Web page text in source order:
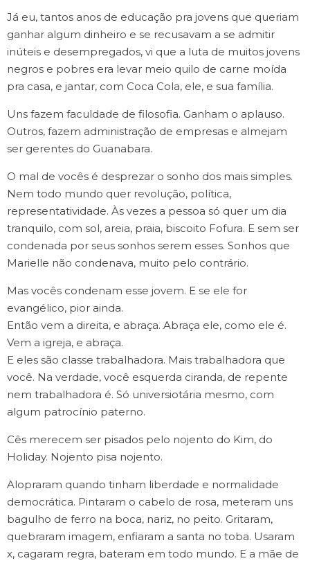
Já eu, tantos anos de educação pra jovens que queriam
ganhar algum dinheiro e se recusavam a se admitir
inúteis e desempregados, vi que a luta de muitos jovens
negros e pobres era levar meio quilo de carne moída
pra casa, e jantar, com Coca Cola, ele, e sua família.
Uns fazem faculdade de filosofia. Ganham o aplauso.
Outros, fazem administração de empresas e almejam
ser gerentes do Guanabara.
O mal de vocês é desprezar o sonho dos mais simples.
Nem todo mundo quer revolução, política,
representatividade. Às vezes a pessoa só quer um dia
tranquilo, com sol, areia, praia, biscoito Fofura. E sem ser
condenada por seus sonhos serem esses. Sonhos que
Marielle não condenava, muito pelo contrário.
Mas vocês condenam esse jovem. E se ele for
evangélico, pior ainda.
Então vem a direita, e abraça. Abraça ele, como ele é.
Vem a igreja, e abraça.
E eles são classe trabalhadora. Mais trabalhadora que
você. Na verdade, você esquerda ciranda, de repente
nem trabalhadora é. Só universiotária mesmo, com
algum patrocínio paterno.
Cês merecem ser pisados pelo nojento do Kim, do
Holiday. Nojento pisa nojento.
Alopraram quando tinham liberdade e normalidade
democrática. Pintaram o cabelo de rosa, meteram uns
bagulho de ferro na boca, nariz, no peito. Gritaram,
quebraram imagem, enfiaram a santa no toba. Usaram
x, cagaram regra, bateram em todo mundo. E a mãe de